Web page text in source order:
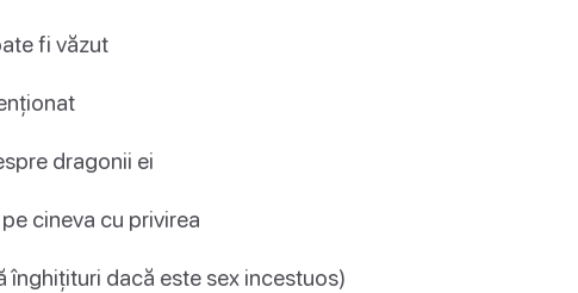
fi văzut
dragonii ei
cineva cu privirea
înghițituri dacă este sex incestuos)